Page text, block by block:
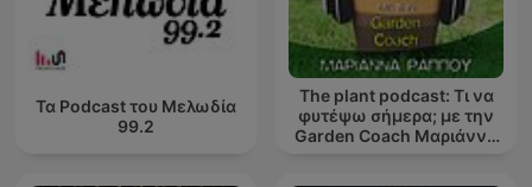
Τα Podcast του Μελωδία
99.2
The plant podcast: Τι να
φυτέψω σήμερα; με την
Garden Coach Μαριάννα